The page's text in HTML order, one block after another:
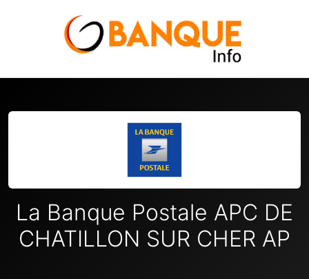
La Banque Postale APC DE
CHATILLON SUR CHER AP